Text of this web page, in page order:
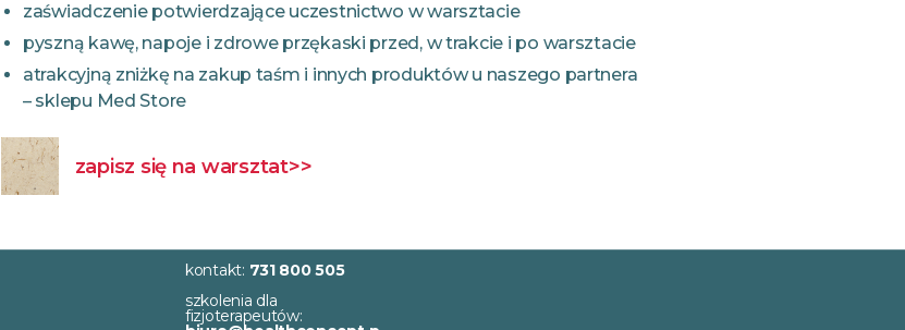
zaświadczenie potwierdzające uczestnictwo w warsztacie
pyszną kawę, napoje i zdrowe przękaski przed, w trakcie i po warsztacie
atrakcyjną zniżkę na zakup taśm i innych produktów u naszego partnera
– sklepu Med Store
zapisz się na warsztat>>
kontakt: 731 800 505
szkolenia dla
fizjoterapeutów: